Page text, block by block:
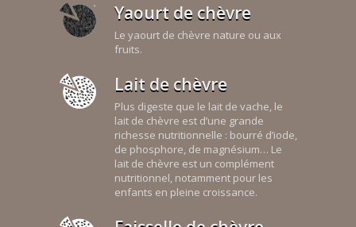
Yaourt de chèvre
Le yaourt de chèvre nature ou aux
fruits.
Lait de chèvre
Plus digeste que le lait de vache, le
lait de chèvre est d’une grande
richesse nutritionnelle : bourré d’iode,
de phosphore, de magnésium… Le
lait de chèvre est un complément
nutritionnel, notamment pour les
enfants en pleine croissance.